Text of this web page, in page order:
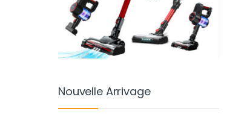
Nouvelle Arrivage